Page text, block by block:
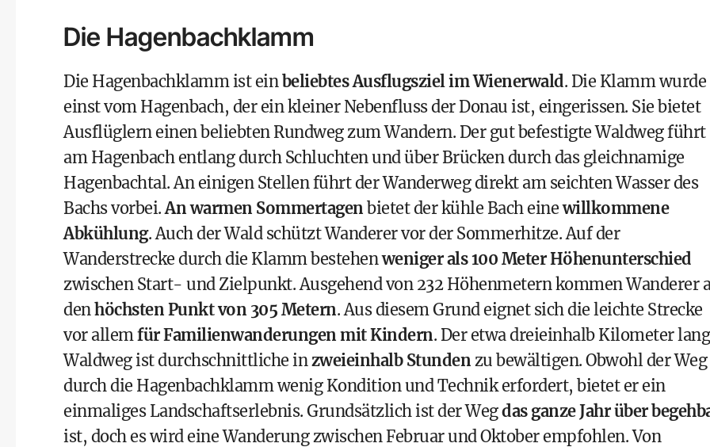
Die Hagenbachklamm
Die Hagenbachklamm ist einbeliebtes Ausflugsziel im Wienerwald. Die Klamm wurde
einst vom Hagenbach, der ein kleiner Nebenfluss der Donau ist, eingerissen. Sie bietet
Ausflüglern einen beliebten Rundweg zum Wandern. Der gut befestigte Waldweg führt
am Hagenbach entlang durch Schluchten und über Brücken durch das gleichnamige
Hagenbachtal. An einigen Stellen führt der Wanderweg direkt am seichten Wasser des
Bachs vorbei.An warmen Sommertagen bietet der kühle Bach einewillkommene
Abkühlung. Auch der Wald schützt Wanderer vor der Sommerhitze. Auf der
Wanderstrecke durch die Klamm bestehenweniger als 100 Meter Höhenunterschied
zwischen Start- und Zielpunkt. Ausgehend von 232 Höhenmetern kommen Wanderer
denhöchsten Punkt von 305 Metern. Aus diesem Grund eignet sich die leichte Strecke
vor allemfür Familienwanderungen mit Kindern. Der etwa dreieinhalb Kilometer
Waldweg ist durchschnittliche inzweieinhalb Stunden zu bewältigen. Obwohl der Weg
durch die Hagenbachklamm wenig Kondition und Technik erfordert, bietet er ein
einmaliges Landschaftserlebnis. Grundsätzlich ist der Wegdas ganze Jahr über
ist, doch es wird eine Wanderung zwischen Februar und Oktober empfohlen. Von